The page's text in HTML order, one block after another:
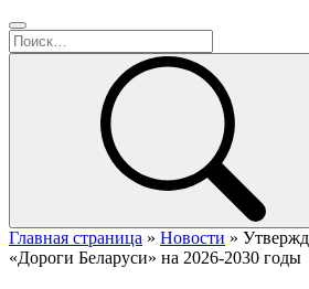
Главная страница » Новости »
«Дороги Беларуси» на 2026-2030 годы